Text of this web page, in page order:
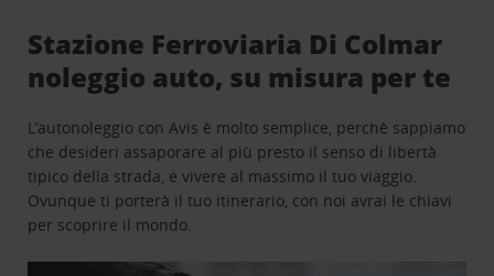
Stazione Ferroviaria Di Colmar
noleggio auto, su misura per te
L’autonoleggio con Avis è molto semplice, perchè sappiamo
che desideri assaporare al più presto il senso di libertà
tipico della strada, e vivere al massimo il tuo viaggio.
Ovunque ti porterà il tuo itinerario, con noi avrai le chiavi
per scoprire il mondo.